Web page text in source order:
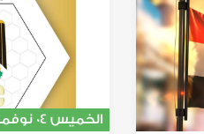
الخميس 04 نوفمبر